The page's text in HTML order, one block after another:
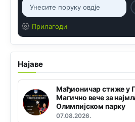
Прилагоди
Најаве
Мађионичар стиже у
Магично вече за
Олимпијском парку
07.08.2026.